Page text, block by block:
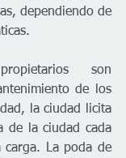
dependiendo de
son
de los
la ciudad licita
de la ciudad cada
carga. La poda de